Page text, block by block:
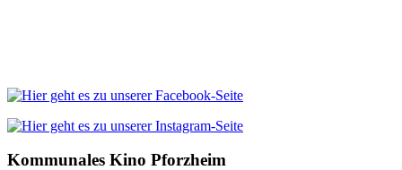
Kommunales Kino Pforzheim